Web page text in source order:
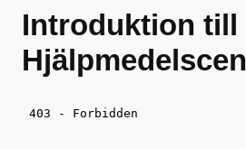
Introduktion till